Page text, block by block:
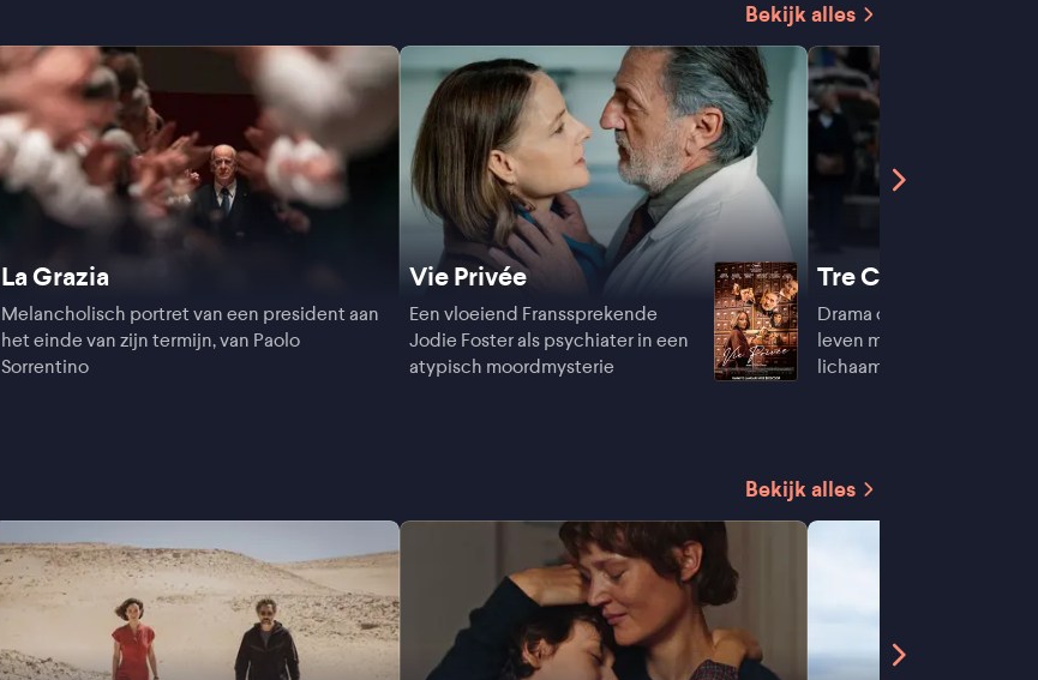
Bekijk alles
La Grazia
Melancholisch portret van een president aan
het einde van zijn termijn, van Paolo
Sorrentino
Vie Privée
Een vloeiend Franssprekende
Jodie Foster als psychiater in een
atypisch moordmysterie
Tre Ciotole
Drama over een vrouw die
leven moet herzien
lichaam een eigen
Bekijk alles